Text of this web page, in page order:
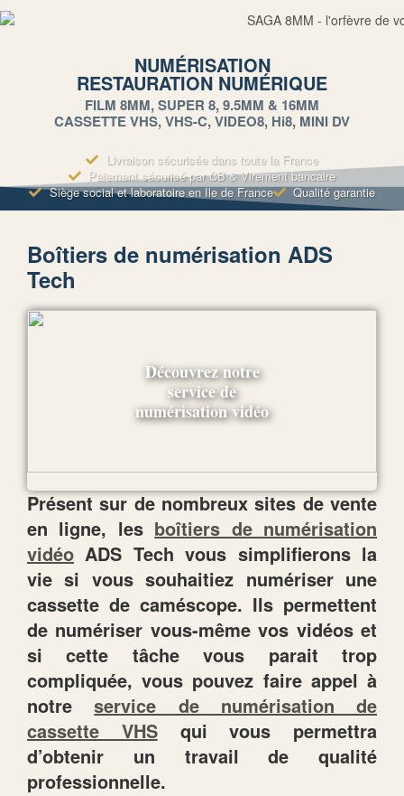
NUMÉRISATION
RESTAURATION NUMÉRIQUE
FILM 8MM, SUPER 8, 9.5MM & 16MM
CASSETTE VHS, VHS-C, VIDEO8, Hi8, MINI DV
Livraison sécurisée dans toute la France
Paiement sécurisé par CB & Virement bancaire
Siège social et laboratoire en Ile de France
Qualité garantie
Boîtiers de numérisation ADS
Tech
Présent sur de nombreux sites de vente
en ligne, les boîtiers de numérisation
vidéo ADS Tech vous simplifierons la
vie si vous souhaitiez numériser une
cassette de caméscope. Ils permettent
de numériser vous-même vos vidéos et
si cette tâche vous parait trop
compliquée, vous pouvez faire appel à
notreservice de numérisation de
cassette VHSqui vous permettra
d’obtenir un travail de qualité
professionnelle.